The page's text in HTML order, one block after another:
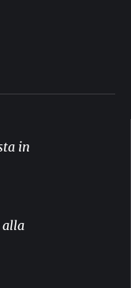
in
alla